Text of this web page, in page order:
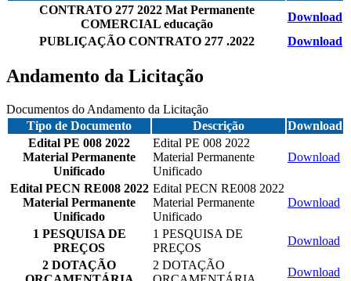
CONTRATO 277 2022 Mat Permanente
COMERCIAL educação
Download
PUBLIÇAÇÃO CONTRATO 277 .2022
Download
Andamento da Licitação
Documentos do Andamento da Licitação
Tipo de Documento
Descrição
Download
Edital PE 008 2022
Material Permanente
Unificado
Edital PE 008 2022
Material Permanente
Unificado
Download
Edital PECN RE008 2022
Material Permanente
Unificado
Edital PECN RE008 2022
Material Permanente
Unificado
Download
1 PESQUISA DE
PREÇOS
1 PESQUISA DE
PREÇOS
Download
2 DOTAÇÃO
2 DOTAÇÃO
Download